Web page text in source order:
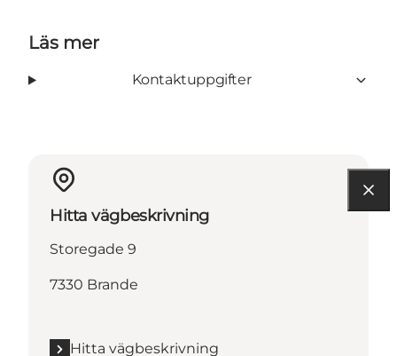
Läs mer
Kontaktuppgifter
Hitta vägbeskrivning
Storegade 9
7330 Brande
Hitta vägbeskrivning